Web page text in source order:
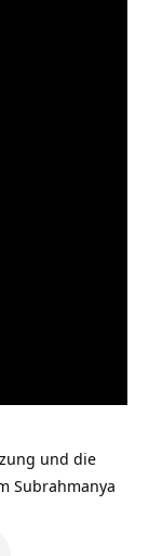
und die
Subrahmanya